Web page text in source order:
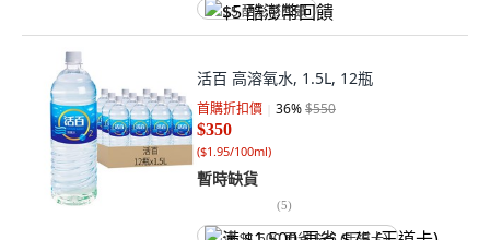
$5 酷澎幣回饋
活百 高溶氧水, 1.5L, 12瓶
首購折扣價 36%$550
$350
($1.95/100ml)
暫時缺貨
(5)